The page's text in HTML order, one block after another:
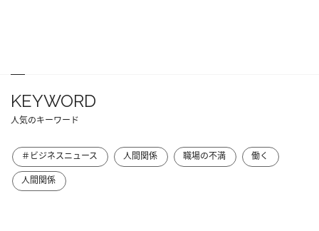
KEYWORD
人気のキーワード
＃ビジネスニュース 人間関係 職場の不満
働く
人間関係